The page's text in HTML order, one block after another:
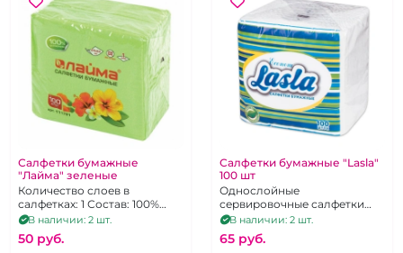
Салфетки бумажные
"Лайма" зеленые
Количество слоев в
салфетках: 1 Состав: 100%
целлюлоза Упаковка: пакет.
В наличии: 2 шт.
50 pуб.
Салфетки бумажные "Lasla"
100 шт
Однослойные
сервировочные салфетки
LASLA изготовлены из
экологичного
макулатурного сырья.
В наличии: 2 шт.
65 pуб.